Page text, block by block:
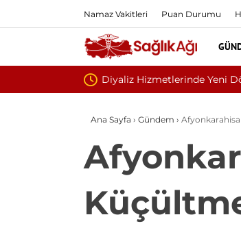
Namaz Vakitleri Puan Durumu
Ana Sayfa › Gündem ›